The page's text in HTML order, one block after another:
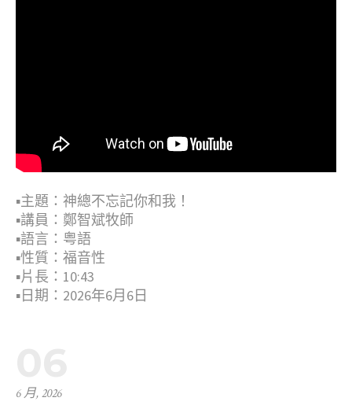
▪︎主題：神總不忘記你和我！
▪︎講員：鄭智斌牧師
▪︎語言：粤語
▪︎性質：福音性
▪︎片長：10:43
▪︎日期：2026年6月6日
6 月, 2026